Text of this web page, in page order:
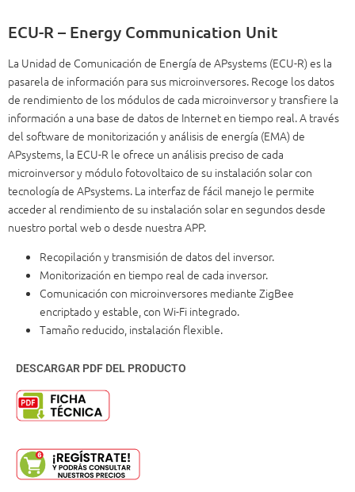
ECU-R – Energy Communication Unit
La Unidad de Comunicación de Energía de APsystems (ECU-R) es la
pasarela de información para sus microinversores. Recoge los datos
de rendimiento de los módulos de cada microinversor y transfiere la
información a una base de datos de Internet en tiempo real. A través
del software de monitorización y análisis de energía (EMA) de
APsystems, la ECU-R le ofrece un análisis preciso de cada
microinversor y módulo fotovoltaico de su instalación solar con
tecnología de APsystems. La interfaz de fácil manejo le permite
acceder al rendimiento de su instalación solar en segundos desde
nuestro portal web o desde nuestra APP.
Recopilación y transmisión de datos del inversor.
Monitorización en tiempo real de cada inversor.
Comunicación con microinversores mediante ZigBee
encriptado y estable, con Wi-Fi integrado.
Tamaño reducido, instalación flexible.
DESCARGAR PDF DEL PRODUCTO